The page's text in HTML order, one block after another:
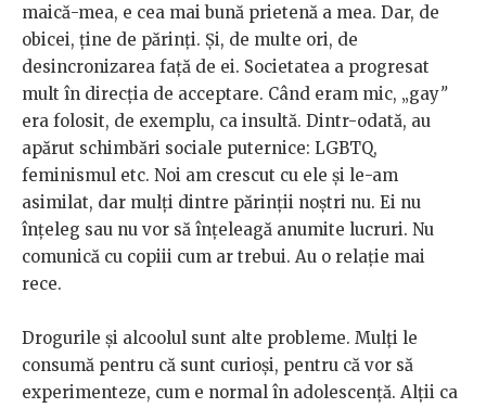
maică-mea, e cea mai bună prietenă a mea. Dar, de
obicei, ține de părinți. Și, de multe ori, de
desincronizarea față de ei. Societatea a progresat
mult în direcția de acceptare. Când eram mic, „gay”
era folosit, de exemplu, ca insultă. Dintr-odată, au
apărut schimbări sociale puternice: LGBTQ,
feminismul etc. Noi am crescut cu ele și le-am
asimilat, dar mulți dintre părinții noștri nu. Ei nu
înțeleg sau nu vor să înțeleagă anumite lucruri. Nu
comunică cu copiii cum ar trebui. Au o relație mai
rece.
Drogurile și alcoolul sunt alte probleme. Mulți le
consumă pentru că sunt curioși, pentru că vor să
experimenteze, cum e normal în adolescență. Alții ca